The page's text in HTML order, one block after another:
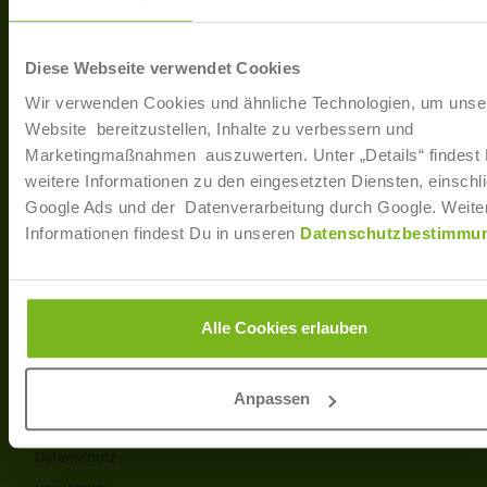
Diese Webseite verwendet Cookies
Wir verwenden Cookies und ähnliche Technologien, um
Website bereitzustellen, Inhalte zu verbessern und
Marketingmaßnahmen auszuwerten. Unter „Details“ findest
weitere Informationen zu den eingesetzten Diensten,
Google Ads und der Datenverarbeitung durch Google.
Informationen findest Du in unseren
Alle Cookies erlauben
Anpassen
40233 Düsseldorf
T: +49 (0)211 / 866 68 - 13
E-Mail: info@joborama.de
Über Uns
Veranstaltungen
Ansprechpartner
Partner
Produkt- und Preisliste
Disclaimer